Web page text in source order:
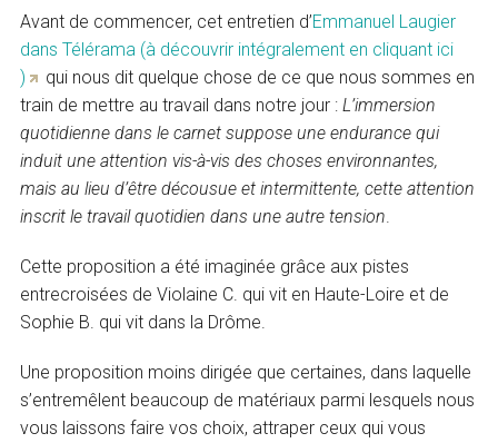
Avant de commencer, cet entretien d’Emmanuel Laugier
dans Télérama (à découvrir intégralement en cliquant ici
)
qui nous dit quelque chose de ce que nous sommes en
train de mettre au travail dans notre jour :L’immersion
quotidienne dans le carnet suppose une endurance qui
induit une attention vis-à-vis des choses environnantes,
mais au lieu d’être décousue et intermittente, cette attention
inscrit le travail quotidien dans une autre tension.
Cette proposition a été imaginée grâce aux pistes
entrecroisées de Violaine C. qui vit en Haute-Loire et de
Sophie B. qui vit dans la Drôme.
Une proposition moins dirigée que certaines, dans laquelle
s’entremêlent beaucoup de matériaux parmi lesquels nous
vous laissons faire vos choix, attraper ceux qui vous